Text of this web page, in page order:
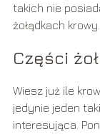
takich nie
żołądkach krowy.
Części
Wiesz już ile
jedynie jeden
interesująca.